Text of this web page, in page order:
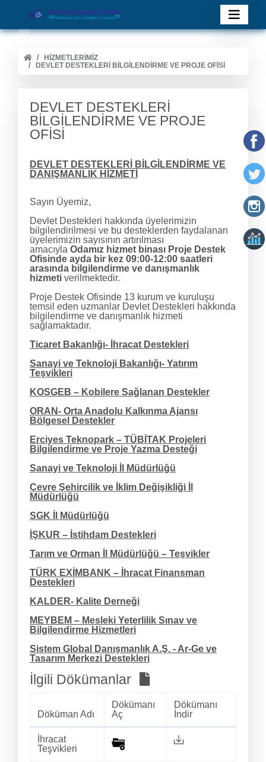
HİZMETLERİMİZ
DEVLET DESTEKLERİ BİLGİLENDİRME VE PROJE OFİSİ
DEVLET DESTEKLERİ
BİLGİLENDİRME VE PROJE
OFİSİ
DEVLET DESTEKLERİ BİLGİLENDİRME VE
DANIŞMANLIK HİZMETİ
Sayın Üyemiz,
Devlet Destekleri hakkında üyelerimizin
bilgilendirilmesi ve bu desteklerden faydalanan
üyelerimizin sayısının artırılması
amacıyla Odamız hizmet binası Proje Destek
Ofisinde ayda bir kez 09:00-12:00 saatleri
arasında bilgilendirme ve danışmanlık
hizmeti verilmektedir.
Proje Destek Ofisinde 13 kurum ve kuruluşu
temsil eden uzmanlar Devlet Destekleri hakkında
bilgilendirme ve danışmanlık hizmeti
sağlamaktadır.
Ticaret Bakanlığı- İhracat Destekleri
Sanayi ve Teknoloji Bakanlığı- Yatırım
Teşvikleri
KOSGEB – Kobilere Sağlanan Destekler
ORAN- Orta Anadolu Kalkınma Ajansı
Bölgesel Destekler
Erciyes Teknopark – TÜBİTAK Projeleri
Bilgilendirme ve Proje Yazma Desteği
Sanayi ve Teknoloji İl Müdürlüğü
Çevre Şehircilik ve İklim Değişikliği İl
Müdürlüğü
SGK İl Müdürlüğü
İŞKUR – İstihdam Destekleri
Tarım ve Orman İl Müdürlüğü – Teşvikler
TÜRK EXİMBANK – İhracat Finansman
Destekleri
KALDER- Kalite Derneği
MEYBEM – Mesleki Yeterlilik Sınav ve
Bilgilendirme Hizmetleri
Sistem Global Danışmanlık A.Ş. - Ar-Ge ve
Tasarım Merkezi Destekleri
İlgili Dökümanlar
Döküman Adı
Dökümanı
Aç
Dökümanı
İndir
İhracat
Teşvikleri